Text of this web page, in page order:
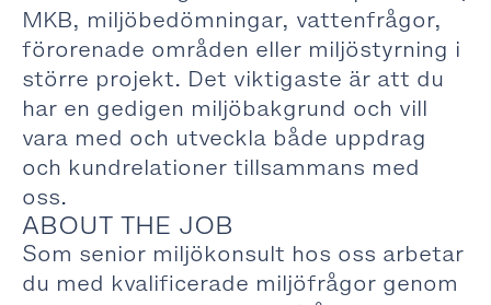
MKB, miljöbedömningar, vattenfrågor,
förorenade områden eller miljöstyrning i
större projekt. Det viktigaste är att du
har en gedigen miljöbakgrund och vill
vara med och utveckla både uppdrag
och kundrelationer tillsammans med
oss.
ABOUT THE JOB
Som senior miljökonsult hos oss arbetar
du med kvalificerade miljöfrågor genom